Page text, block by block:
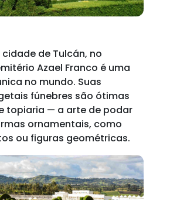
de Tulcán, no
Azael Franco é uma
no mundo. Suas
fúnebres são ótimas
topiaria — a arte de podar
ornamentais, como
ou figuras geométricas.